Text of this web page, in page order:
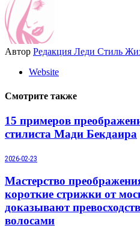
Автор Редакция Леди Стиль
Website
Смотрите также
15 примеров
стилиста Мади Бекдаира
2026-02-23
Мастерство
короткие стрижки от
доказывают
волосами